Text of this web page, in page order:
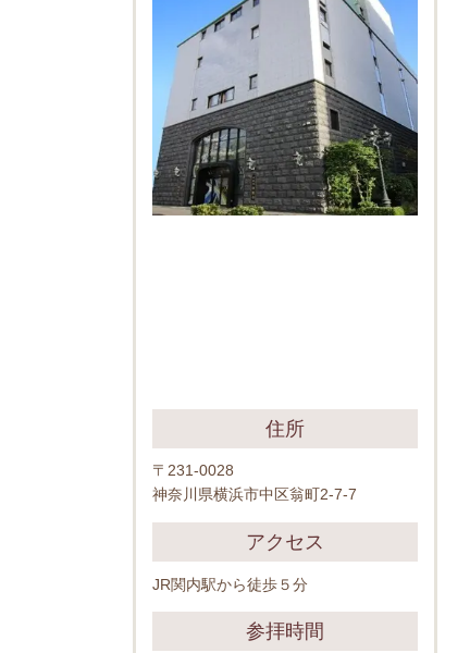
住所
〒231-0028
神奈川県横浜市中区翁町2-7-7
アクセス
JR関内駅から徒歩５分
参拝時間